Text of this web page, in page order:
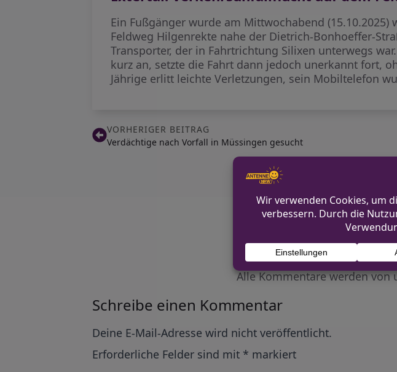
Ein Fußgänger wurde am Mittwochabend
Feldweg Hilgenrekte nahe der Dietrich-Bonhoeffer-
Transporter, der in Fahrtrichtung Silixen unterwegs
kurz an, setzte die Fahrt dann jedoch unerkannt fort,
Jährige erlitt leichte Verletzungen, sein Mobiltelefon
VORHERIGER BEITRAG
Verdächtige nach Vorfall in Müssingen gesucht
Anonym und
Alle Kommentare werden von
Schreibe einen Kommentar
Deine E-Mail-Adresse wird nicht veröffentlicht.
Erforderliche Felder sind mit * markiert